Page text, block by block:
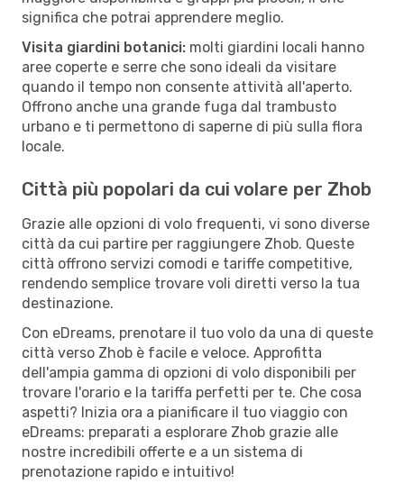
significa che potrai apprendere meglio.
Visita giardini botanici: molti giardini locali hanno
aree coperte e serre che sono ideali da visitare
quando il tempo non consente attività all'aperto.
Offrono anche una grande fuga dal trambusto
urbano e ti permettono di saperne di più sulla flora
locale.
Città più popolari da cui volare per Zhob
Grazie alle opzioni di volo frequenti, vi sono diverse
città da cui partire per raggiungere Zhob. Queste
città offrono servizi comodi e tariffe competitive,
rendendo semplice trovare voli diretti verso la tua
destinazione.
Con eDreams, prenotare il tuo volo da una di queste
città verso Zhob è facile e veloce. Approfitta
dell'ampia gamma di opzioni di volo disponibili per
trovare l'orario e la tariffa perfetti per te. Che cosa
aspetti? Inizia ora a pianificare il tuo viaggio con
eDreams: preparati a esplorare Zhob grazie alle
nostre incredibili offerte e a un sistema di
prenotazione rapido e intuitivo!